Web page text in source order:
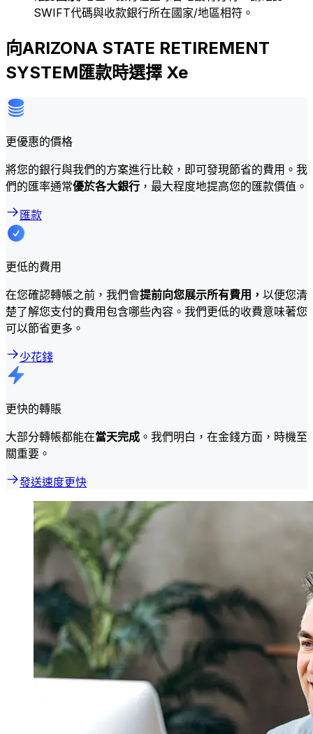
SWIFT代碼與收款銀行所在國家/地區相符。
向ARIZONA STATE RETIREMENT
SYSTEM匯款時選擇 Xe
更優惠的價格
將您的銀行與我們的方案進行比較，即可發現節省的費用。我
們的匯率通常優於各大銀行 ，最大程度地提高您的匯款價值。
匯款
更低的費用
在您確認轉帳之前，我們會提前向您展示所有費用， 以便您清
楚了解您支付的費用包含哪些內容。我們更低的收費意味著您
可以節省更多。
少花錢
更快的轉賬
大部分轉帳都能在當天完成 。我們明白，在金錢方面，時機至
關重要。
發送速度更快